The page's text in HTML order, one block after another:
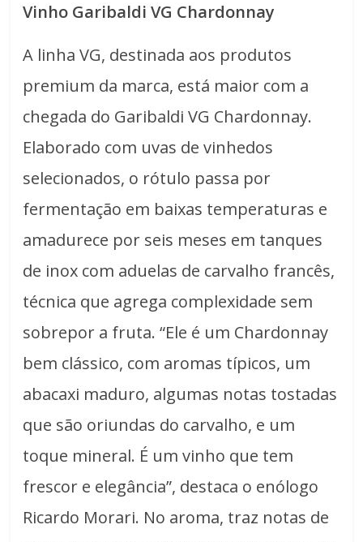
Vinho Garibaldi VG Chardonnay
A linha VG, destinada aos produtos
premium da marca, está maior com a
chegada do Garibaldi VG Chardonnay.
Elaborado com uvas de vinhedos
selecionados, o rótulo passa por
fermentação em baixas temperaturas e
amadurece por seis meses em tanques
de inox com aduelas de carvalho francês,
técnica que agrega complexidade sem
sobrepor a fruta. “Ele é um Chardonnay
bem clássico, com aromas típicos, um
abacaxi maduro, algumas notas tostadas
que são oriundas do carvalho, e um
toque mineral. É um vinho que tem
frescor e elegância”, destaca o enólogo
Ricardo Morari. No aroma, traz notas de